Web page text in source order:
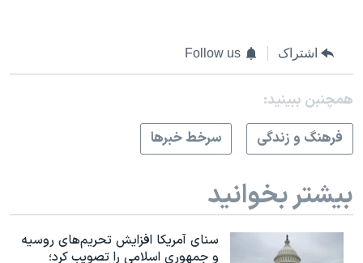
اشتراک Follow us
همچنبن ببینید:
فرهنگ و زندگی
سرخط خبرها
بیشتر بخوانید
سنای آمریکا افزایش تحریم‌های روسیه
و جمهوری اسلامی را تصویب کرد؛